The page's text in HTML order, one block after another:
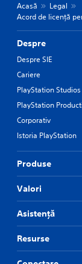
Acasă
Legal
Acord de licență
Despre
Despre SIE
Cariere
PlayStation Studios
PlayStation
Corporativ
Istoria PlayStation
Produse
Valori
Asistență
Resurse